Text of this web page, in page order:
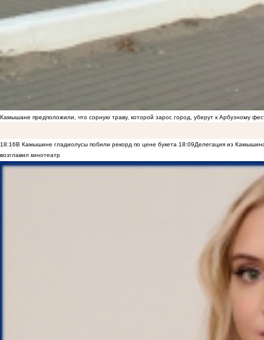
Камышане предположили, что сорную траву, которой зарос город, уберут к Арбузному
18:16В Камышине гладиолусы побили рекорд по цене букета 18:09Делегация из
возглавил кинотеатр